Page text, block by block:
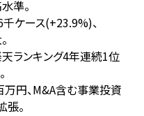
準。
ケース(+23.9%)、
天ランキング4年連続1位
円、M&A含む事業投資
。